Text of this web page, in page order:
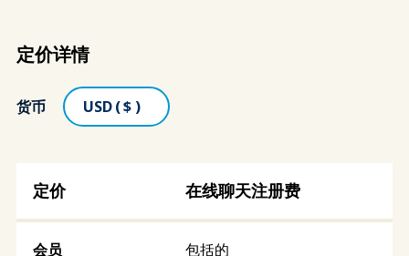
定价详情
货币
在线聊天注册费
包括的